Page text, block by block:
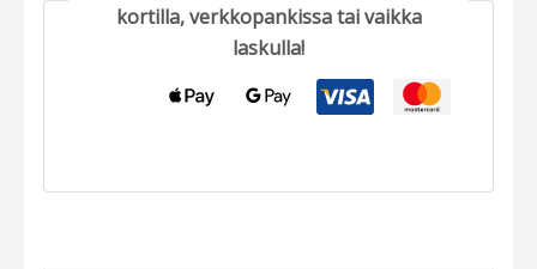
kortilla, verkkopankissa tai vaikka
laskulla!